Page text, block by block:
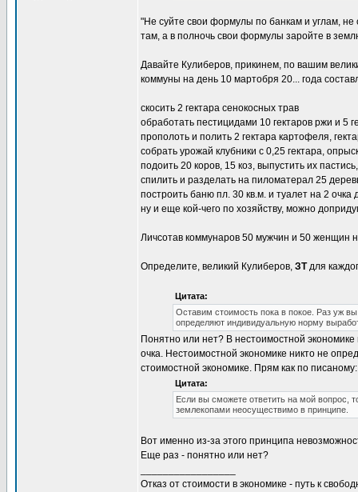
"Не суйте свои формулы по банкам и углам,
там, а в полночь свои формулы заройте в
Давайте Кулиберов, прикинем, по вашим
коммуны на день 10 мартобря 20... года
скосить 2 гектара сенокосных трав
обработать пестицидами 10 гектаров ржи и 5
прополоть и полить 2 гектара картофеля,
собрать урожай клубники с 0,25 гектара,
подоить 20 коров, 15 коз, выпустить их
спилить и разделать на пиломатерал 25
построить баню пл. 30 кв.м. и туалет на 2
ну и еще кой-чего по хозяйству, можно
Личсотав коммунаров 50 мужчин и 50 женщин
Определите, великий Кулиберов, ЗТдля
Цитата:
Оставим стоимость пока в покое. Раз уж
определяют индивидуальную норму
Понятно или нет? В нестоимостной
очка. Нестоимостной экономике никто не
стоимостной экономике. Прям как по писаному:
Цитата:
Если вы сможете ответить на мой вопрос,
землекопами неосуществимо в принципе.
Вот именно из-за этого принципа
Еще раз - понятно или нет?
Отказ от стоимости в экономике - путь к